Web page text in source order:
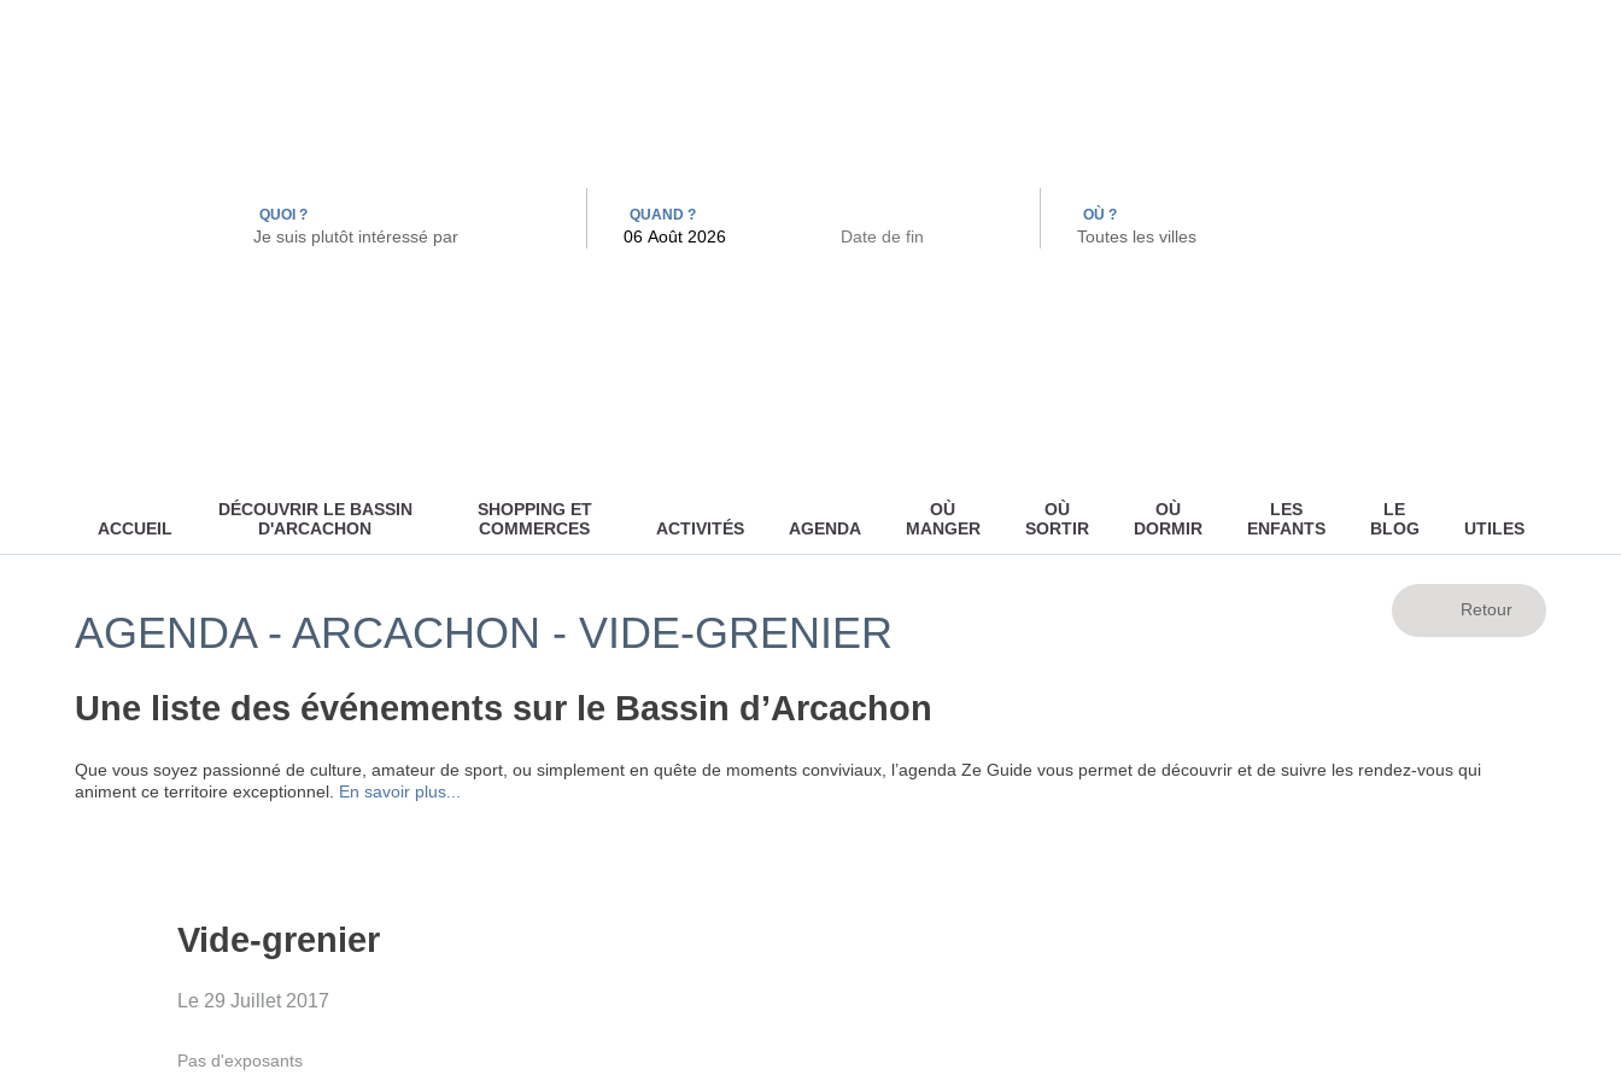
QUOI ? QUAND ? OÙ ?
ACCUEIL
DÉCOUVRIR LE BASSIN
D'ARCACHON
SHOPPING ET
COMMERCES
ACTIVITÉS AGENDA
OÙ
MANGER
OÙ
SORTIR
OÙ
DORMIR
LES
ENFANTS
LE
BLOG
UTILES
AGENDA - ARCACHON - VIDE-GRENIER
Une liste des événements sur le Bassin d’Arcachon
Que vous soyez passionné de culture, amateur de sport, ou simplement en quête de moments conviviaux, l’agenda Ze Guide vous permet de découvrir et de suivre les rendez-vous qui
animent ce territoire exceptionnel. En savoir plus...
Vide-grenier
Le 29 Juillet 2017
Pas d'exposants